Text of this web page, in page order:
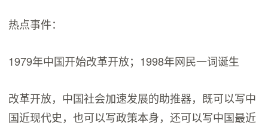
热点事件：
1979年中国开始改革开放；1998年网民一词诞生
改革开放，中国社会加速发展的助推器，既可以写中
国近现代史，也可以写政策本身，还可以写中国最近